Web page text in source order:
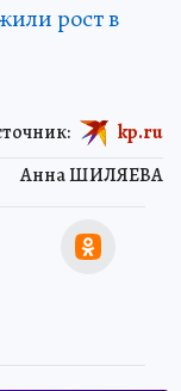
рост в
Анна ШИЛЯЕВА
kp.ru